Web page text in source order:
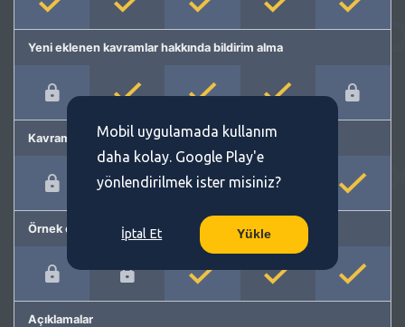
Yeni eklenen kavramlar hakkında bildirim alma
Kavram önerme
Örnek cümleler
Açıklamalar
Mobil uygulamada kullanım
daha kolay. Google Play'e
yönlendirilmek ister misiniz?
İptal Et Yükle